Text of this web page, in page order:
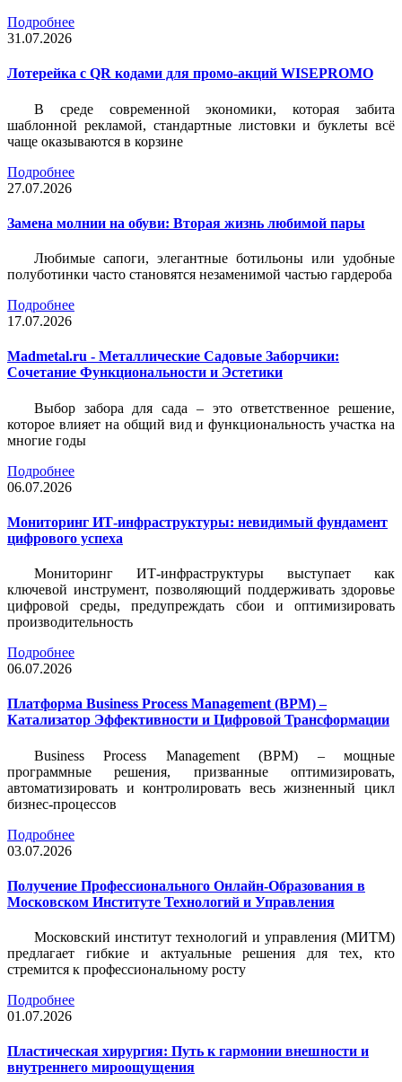
Подробнее
31.07.2026
Лотерейка c QR кодами для промо-акций WISEPROMO
В среде современной экономики, которая забита
шаблонной рекламой, стандартные листовки и буклеты всё
чаще оказываются в корзине
Подробнее
27.07.2026
Замена молнии на обуви: Вторая жизнь любимой пары
Любимые сапоги, элегантные ботильоны или удобные
полуботинки часто становятся незаменимой частью гардероба
Подробнее
17.07.2026
Madmetal.ru - Металлические Садовые Заборчики:
Сочетание Функциональности и Эстетики
Выбор забора для сада – это ответственное решение,
которое влияет на общий вид и функциональность участка на
многие годы
Подробнее
06.07.2026
Мониторинг ИТ-инфраструктуры: невидимый фундамент
цифрового успеха
Мониторинг ИТ-инфраструктуры выступает как
ключевой инструмент, позволяющий поддерживать здоровье
цифровой среды, предупреждать сбои и оптимизировать
производительность
Подробнее
06.07.2026
Платформа Business Process Management (BPM) –
Катализатор Эффективности и Цифровой Трансформации
Business Process Management (BPM) – мощные
программные решения, призванные оптимизировать,
автоматизировать и контролировать весь жизненный цикл
бизнес-процессов
Подробнее
03.07.2026
Получение Профессионального Онлайн-Образования в
Московском Институте Технологий и Управления
Московский институт технологий и управления (МИТМ)
предлагает гибкие и актуальные решения для тех, кто
стремится к профессиональному росту
Подробнее
01.07.2026
Пластическая хирургия: Путь к гармонии внешности и
внутреннего мироощущения